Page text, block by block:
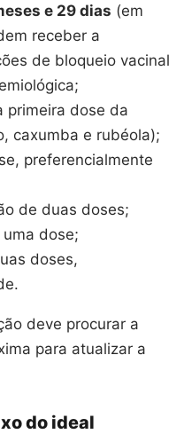
e 29 dias (em
receber a
de bloqueio vacinal
primeira dose da
caxumba e rubéola);
preferencialmente
de duas doses;
dose;
doses,
deve procurar a
para atualizar a
do ideal